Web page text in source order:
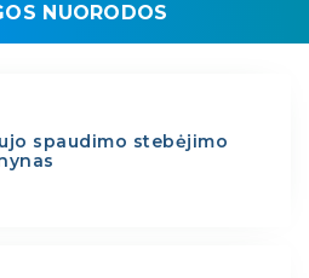
NUORODOS
spaudimo stebėjimo